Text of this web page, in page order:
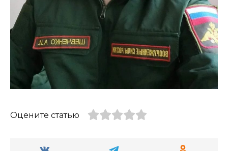
Оцените статью